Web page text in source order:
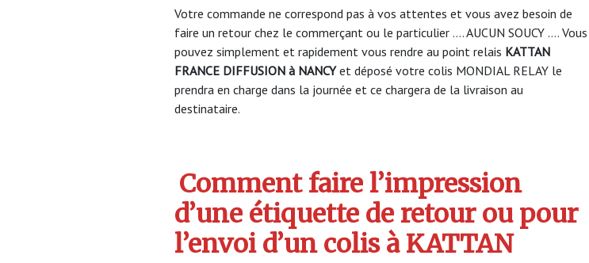
Votre commande ne correspond pas à vos attentes et vous avez besoin de
faire un retour chez le commerçant ou le particulier …. AUCUN SOUCY …. Vous
pouvez simplement et rapidement vous rendre au point relais KATTAN
FRANCE DIFFUSION à NANCYet déposé votre colis MONDIAL RELAY le
prendra en charge dans la journée et ce chargera de la livraison au
destinataire.
Comment faire l’impression
d’une étiquette de retour ou pour
l’envoi d’un colis à KATTAN